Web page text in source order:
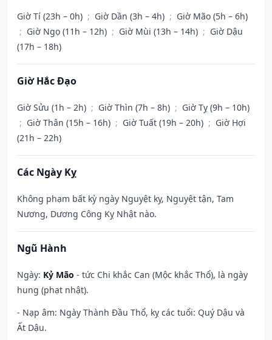
Giờ Tí (23h – 0h) ; Giờ Dần (3h – 4h) ; Giờ Mão (5h – 6h)
; Giờ Ngọ (11h – 12h) ; Giờ Mùi (13h – 14h) ; Giờ Dậu
(17h – 18h)
Giờ Hắc Đạo
Giờ Sửu (1h – 2h) ; Giờ Thìn (7h – 8h) ; Giờ Tỵ (9h – 10h)
; Giờ Thân (15h – 16h) ; Giờ Tuất (19h – 20h) ; Giờ Hợi
(21h – 22h)
Các Ngày Kỵ
Không phạm bất kỳ ngày Nguyệt kỵ, Nguyệt tận, Tam
Nương, Dương Công Kỵ Nhật nào.
Ngũ Hành
Ngày: Kỷ Mão - tức Chi khắc Can (Mộc khắc Thổ), là ngày
hung (phạt nhật).
- Nạp âm: Ngày Thành Đầu Thổ, kỵ các tuổi: Quý Dậu và
Ất Dậu.